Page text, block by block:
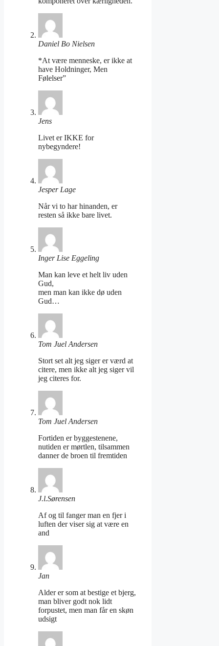
Daniel Bo Nielsen
*At være menneske, er ikke at
have Holdninger, Men
Følelser”
Jens
Livet er IKKE for
nybegyndere!
Jesper Lage
Når vi to har hinanden, er
resten så ikke bare livet.
Inger Lise Eggeling
Man kan leve et helt liv uden
Gud,
men man kan ikke dø uden
Gud…
Tom Juel Andersen
Stort set alt jeg siger er værd at
citere, men ikke alt jeg siger vil
jeg citeres for.
Tom Juel Andersen
Fortiden er byggestenene,
nutiden er mørtlen, tilsammen
danner de broen til fremtiden
J.l.Sørensen
Af og til fanger man en fjer i
luften der viser sig at være en
and
Jan
Alder er som at bestige et bjerg,
man bliver godt nok lidt
forpustet, men man får en skøn
udsigt